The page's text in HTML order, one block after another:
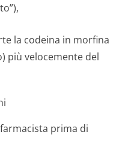
la codeina in morfina
più velocemente del
prima di